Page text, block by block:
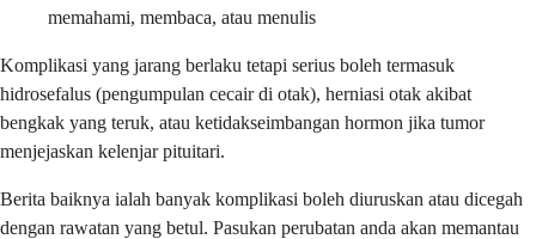
memahami, membaca, atau menulis
Komplikasi yang jarang berlaku tetapi serius boleh termasuk
hidrosefalus (pengumpulan cecair di otak), herniasi otak akibat
bengkak yang teruk, atau ketidakseimbangan hormon jika tumor
menjejaskan kelenjar pituitari.
Berita baiknya ialah banyak komplikasi boleh diuruskan atau dicegah
dengan rawatan yang betul. Pasukan perubatan anda akan memantau